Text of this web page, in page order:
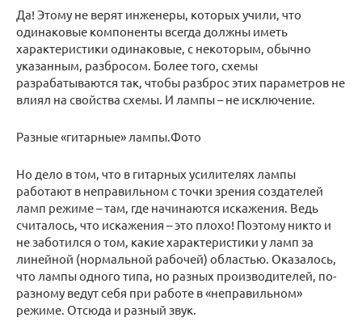
Да! Этому не верят инженеры, которых учили, что
одинаковые компоненты всегда должны иметь
характеристики одинаковые, с некоторым, обычно
указанным, разбросом. Более того, схемы
разрабатываются так, чтобы разброс этих параметров не
влиял на свойства схемы. И лампы – не исключение.
Разные «гитарные» лампы.Фото
Но дело в том, что в гитарных усилителях лампы
работают в неправильном с точки зрения создателей
ламп режиме – там, где начинаются искажения. Ведь
считалось, что искажения – это плохо! Поэтому никто и
не заботился о том, какие характеристики у ламп за
линейной (нормальной рабочей) областью. Оказалось,
что лампы одного типа, но разных производителей, по-
разному ведут себя при работе в «неправильном»
режиме. Отсюда и разный звук.